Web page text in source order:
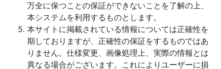
万全に保つことの保証ができないことを了解の上、
本システムを利用するものとします。
本サイトに掲載されている情報については正確性を
期しておりますが、正確性の保証をするものではあ
りません。仕様変更、画像処理上、実際の情報とは
異なる場合がございます。これによりユーザーに損